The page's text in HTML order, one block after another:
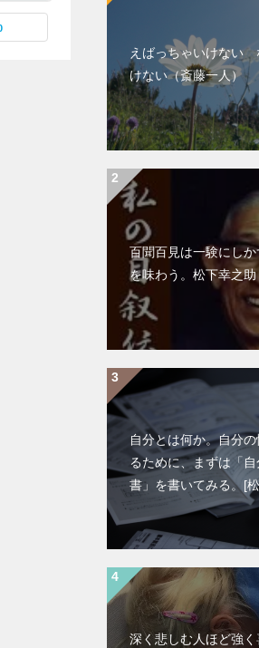
えばっちゃいけない
けない（斎藤一人）
百聞百見は一験にし
を味わう。松下幸之助
自分とは何か。自分
るために、まずは「
書」を書いてみる。[
深く悲しむ人ほど強